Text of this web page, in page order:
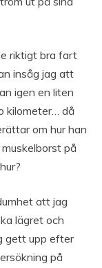
riktigt bra fart
insåg jag att
igen en liten
kilometer… då
om hur han
på
att jag
lägret och
gett upp efter
på